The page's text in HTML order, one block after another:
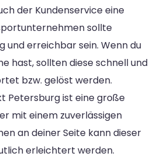
der Kundenservice eine
sollte
und erreichbar sein. Wenn du
hast, sollten diese schnell und
bzw. gelöst werden.
Petersburg ist eine große
mit einem zuverlässigen
an deiner Seite kann dieser
erleichtert werden.